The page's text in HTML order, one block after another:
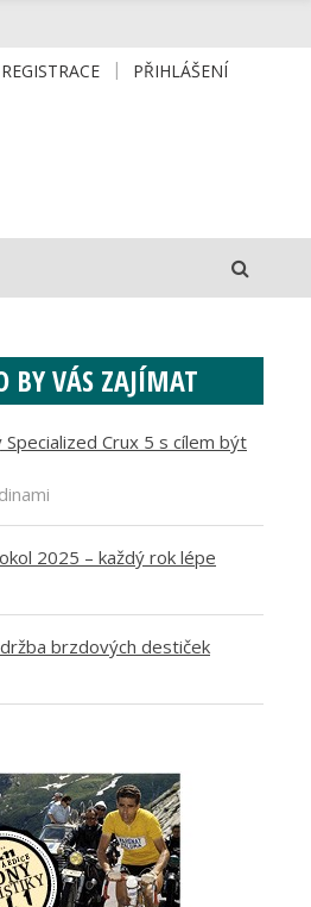
REGISTRACE PŘIHLÁŠENÍ
BY VÁS ZAJÍMAT
Specialized Crux 5 s cílem být
2025 – každý rok lépe
brzdových destiček